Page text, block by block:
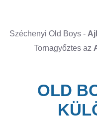
Széchenyi Old Boys -
Tornagyőztes az
OLD